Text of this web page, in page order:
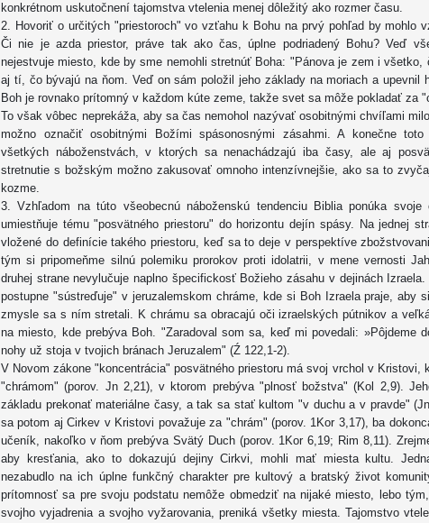
konkrétnom uskutočnení tajomstva vtelenia menej dôležitý ako rozmer času.
2. Hovoriť o určitých "priestoroch" vo vzťahu k Bohu na prvý pohľad by mohlo
Či nie je azda priestor, práve tak ako čas, úplne podriadený Bohu? Veď
nejestvuje miesto, kde by sme nemohli stretnúť Boha: "Pánova je zem i všetko,
aj tí, čo bývajú na ňom. Veď on sám položil jeho základy na moriach a upevnil
Boh je rovnako prítomný v každom kúte zeme, takže svet sa môže pokladať za
To však vôbec neprekáža, aby sa čas nemohol nazývať osobitnými chvíľami
možno označiť osobitnými Božími spásonosnými zásahmi. A konečne
všetkých náboženstvách, v ktorých sa nenachádzajú iba časy, ale aj
stretnutie s božským možno zakusovať omnoho intenzívnejšie, ako sa to
kozme.
3. Vzhľadom na túto všeobecnú náboženskú tendenciu Biblia ponúka svoje
umiestňuje tému "posvätného priestoru" do horizontu dejín spásy. Na jednej
vložené do definície takého priestoru, keď sa to deje v perspektíve
tým si pripomeňme silnú polemiku prorokov proti idolatrii, v mene vernosti
druhej strane nevylučuje naplno špecifickosť Božieho zásahu v dejinách
postupne "sústreďuje" v jeruzalemskom chráme, kde si Boh Izraela praje, aby
zmysle sa s ním stretali. K chrámu sa obracajú oči izraelských pútnikov a
na miesto, kde prebýva Boh. "Zaradoval som sa, keď mi povedali: »Pôjdeme
nohy už stoja v tvojich bránach Jeruzalem" (Ź 122,1-2).
V Novom zákone "koncentrácia" posvätného priestoru má svoj vrchol v Kristovi,
"chrámom" (porov. Jn 2,21), v ktorom prebýva "plnosť božstva" (Kol 2,9).
základu prekonať materiálne časy, a tak sa stať kultom "v duchu a v pravde"
sa potom aj Cirkev v Kristovi považuje za "chrám" (porov. 1Kor 3,17), ba
učeník, nakoľko v ňom prebýva Svätý Duch (porov. 1Kor 6,19; Rim 8,11).
aby kresťania, ako to dokazujú dejiny Cirkvi, mohli mať miesta kultu.
nezabudlo na ich úplne funkčný charakter pre kultový a bratský život
prítomnosť sa pre svoju podstatu nemôže obmedziť na nijaké miesto, lebo
svojho vyjadrenia a svojho vyžarovania, preniká všetky miesta. Tajomstvo